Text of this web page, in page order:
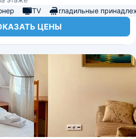
TV гладильные
ЦЕНЫ